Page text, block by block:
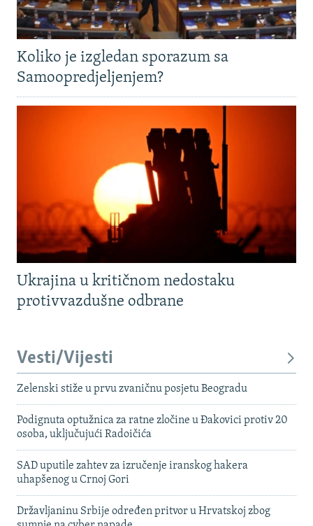
Koliko je izgledan sporazum sa
Samoopredjeljenjem?
Ukrajina u kritičnom nedostaku
protivvazdušne odbrane
Vesti/Vijesti
Zelenski stiže u prvu zvaničnu posjetu Beogradu
Podignuta optužnica za ratne zločine u Đakovici protiv 20
osoba, uključujući Radoičića
SAD uputile zahtev za izručenje iranskog hakera
uhapšenog u Crnoj Gori
Državljaninu Srbije određen pritvor u Hrvatskoj zbog